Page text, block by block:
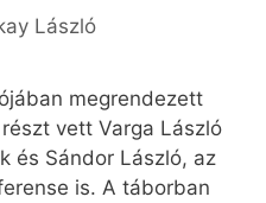
László
megrendezett
vett Varga László
és Sándor László, az
is. A táborban